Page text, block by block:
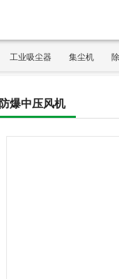
工业吸尘器 集尘机
防爆中压风机